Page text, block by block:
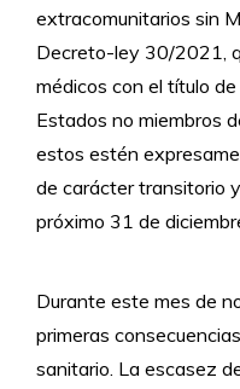
extracomunitarios sin
Decreto-ley 30/2021,
médicos con el título
Estados no miembros
estos estén
de carácter transitorio
próximo 31 de
Durante este mes de
primeras
sanitario. La escasez